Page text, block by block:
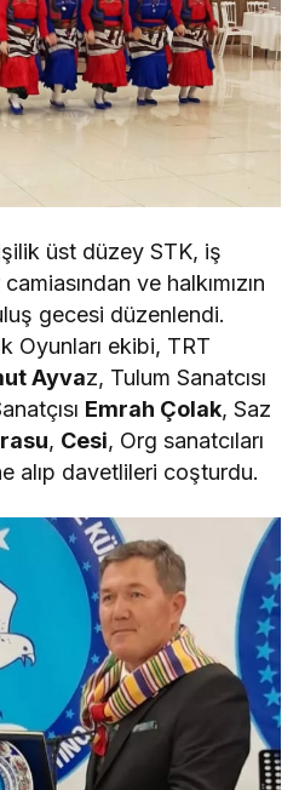
üst düzey STK, iş
ve halkımızın
gecesi düzenlendi.
Oyunları ekibi, TRT
Ayvaz, Tulum Sanatcısı
Emrah Çolak, Saz
, Cesi, Org sanatcıları
alıp davetlileri coşturdu.